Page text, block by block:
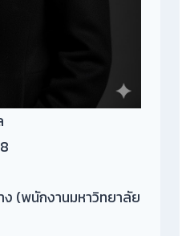
(พนักงานมหาวิทยาลัย